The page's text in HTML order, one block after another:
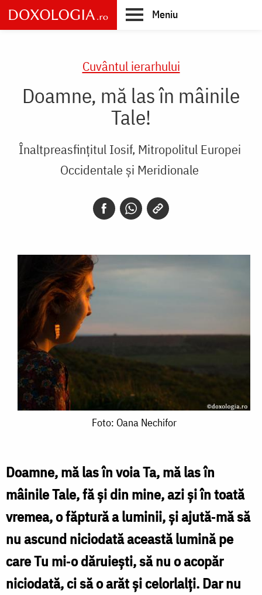
Skip
to
main
Meniu
Cuvântul ierarhului
Doamne, mă las în mâinile
Tale!
Înaltpreasfințitul Iosif, Mitropolitul Europei
Occidentale și Meridionale
Foto: Oana Nechifor
Doamne, mă las în voia Ta, mă las în
mâinile Tale, fă şi din mine, azi şi în toată
vremea, o făptură a luminii, şi ajută‑mă să
nu ascund niciodată această lumină pe
care Tu mi‑o dăruieşti, să nu o acopăr
niciodată, ci să o arăt şi celorlalţi. Dar nu